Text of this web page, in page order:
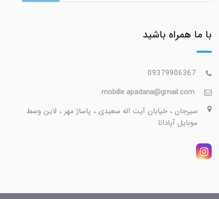
با ما همراه باشید
09379906367
mobille.apadana@gmail.com
سیرجان ، خیابان آیت اله سعیدی ، پاساژ مهر ، لاین وسط
موبایل آپادانا